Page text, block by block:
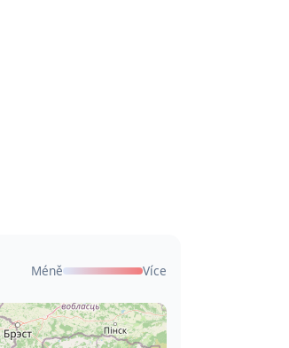
Méně Více